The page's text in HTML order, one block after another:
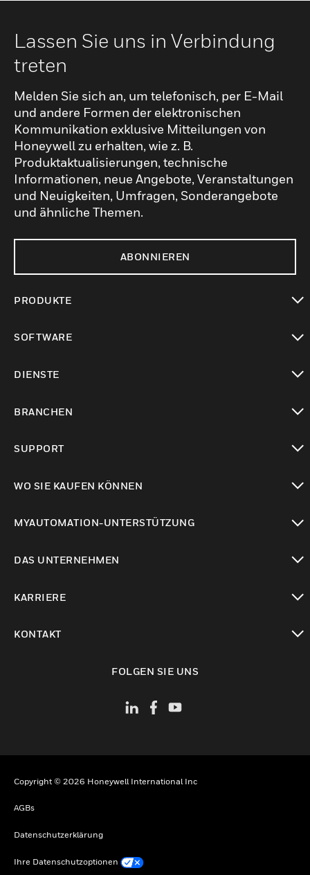
Lassen Sie uns in Verbindung
treten
Melden Sie sich an, um telefonisch, per E-Mail
und andere Formen der elektronischen
Kommunikation exklusive Mitteilungen von
Honeywell zu erhalten, wie z. B.
Produktaktualisierungen, technische
Informationen, neue Angebote, Veranstaltungen
und Neuigkeiten, Umfragen, Sonderangebote
und ähnliche Themen.
ABONNIEREN
PRODUKTE
SOFTWARE
DIENSTE
BRANCHEN
SUPPORT
WO SIE KAUFEN KÖNNEN
MYAUTOMATION-UNTERSTÜTZUNG
DAS UNTERNEHMEN
KARRIERE
KONTAKT
FOLGEN SIE UNS
Copyright © 2026 Honeywell International Inc
AGBs
Datenschutzerklärung
Ihre Datenschutzoptionen